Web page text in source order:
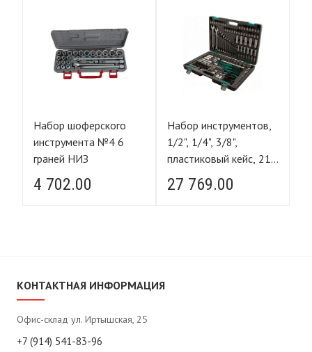
Набор шоферского
инструмента №4 6
граней НИЗ
4 702.00
Набор инструментов,
1/2", 1/4", 3/8",
пластиковый кейс, 216
предметов, STELS
27 769.00
КОНТАКТНАЯ ИНФОРМАЦИЯ
Офис-склад ул. Иртышская, 25
+7 (914) 541-83-96